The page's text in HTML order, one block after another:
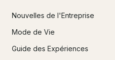
Nouvelles de l'Entreprise
Mode de Vie
Guide des Expériences